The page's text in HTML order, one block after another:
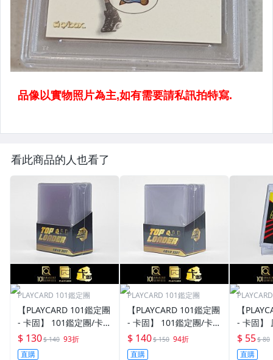
看此商品的人也看了
PLAYCARD 101鑑定團
【PLAYCARD 101鑑定團
- 卡固】 101鑑定團/卡固
原廠原裝 一般卡夾 / 塑
膠殼 尺寸：35pt
$ 130$ 140 93折
直購
PLAYCARD 101鑑定團
【PLAYCARD 101鑑定團
- 卡固】 101鑑定團/卡固
原廠原裝 一般卡夾 / 塑
膠殼 尺寸：55pt
$ 140$ 150 94折
直購
【
- 卡固】
卡夾 /
pt /
$ 55$ 80
直購